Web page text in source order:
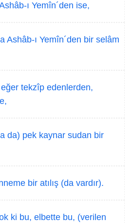
ı Yemîn´den ise,
Ashâb-ı Yemîn´den bir selâm
tekzîp edenlerden,
da) pek kaynar sudan bir
bir atılış (da vardır).
ki bu, elbette bu, (verilen